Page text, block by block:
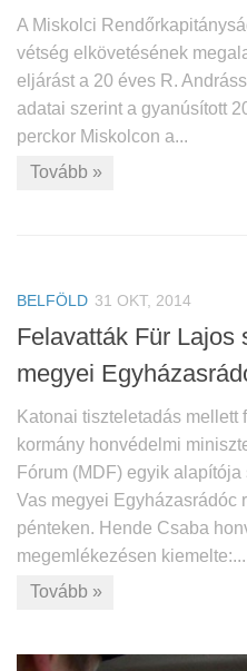
A Miskolci
vétség elkövetésének
eljárást a 20 éves R.
adatai szerint a gyanúsított
perckor Miskolcon a...
Tovább »
BELFÖLD 31 OKT, 2014
Felavatták Für Lajos
megyei
Katonai tiszteletadás mellett
kormány honvédelmi
Fórum (MDF) egyik
Vas megyei Egyházasrádóc
pénteken. Hende Csaba
megemlékezésen kiemelte:...
Tovább »